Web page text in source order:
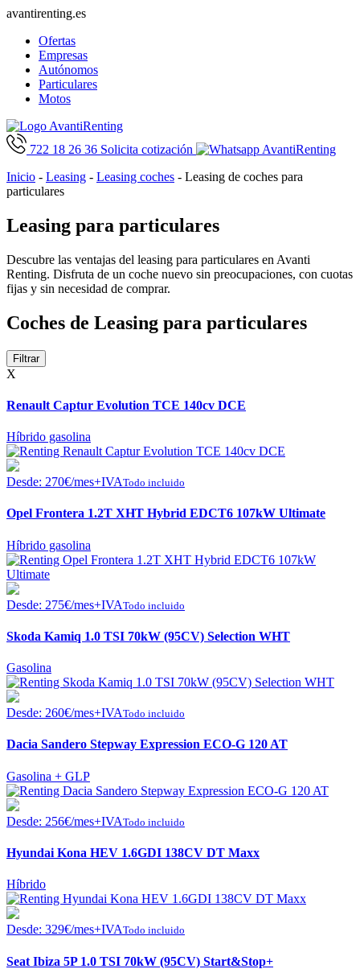
avantirenting.es
Ofertas
Empresas
Autónomos
Particulares
Motos
722 18 26 36 Solicita cotización
Inicio - Leasing - Leasing coches - Leasing de coches para
particulares
Leasing para particulares
Descubre las ventajas del leasing para particulares en Avanti
Renting. Disfruta de un coche nuevo sin preocupaciones, con cuotas
fijas y sin necesidad de comprar.
Coches de Leasing para particulares
Filtrar
X
Renault Captur Evolution TCE 140cv DCE
Híbrido gasolina
Desde: 270€/mes+IVATodo incluido
Opel Frontera 1.2T XHT Hybrid EDCT6 107kW Ultimate
Híbrido gasolina
Desde: 275€/mes+IVATodo incluido
Skoda Kamiq 1.0 TSI 70kW (95CV) Selection WHT
Gasolina
Desde: 260€/mes+IVATodo incluido
Dacia Sandero Stepway Expression ECO-G 120 AT
Gasolina + GLP
Desde: 256€/mes+IVATodo incluido
Hyundai Kona HEV 1.6GDI 138CV DT Maxx
Híbrido
Desde: 329€/mes+IVATodo incluido
Seat Ibiza 5P 1.0 TSI 70kW (95CV) Start&Stop+